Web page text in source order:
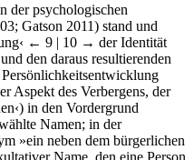
der psychologischen
Gatson 2011) stand und
← 9 | 10 → der Identität
den daraus resultierenden
Aspekt des Verbergens, der
in den Vordergrund
Namen; in der
»ein neben dem bürgerlichen
Name, den eine Person